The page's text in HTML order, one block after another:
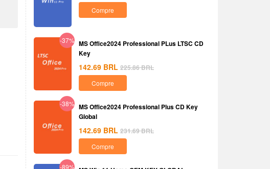
Compre
-37% MS Office2024 Professional PLus LTSC CD
Key
142.69 BRL 225.86BRL
Compre
-38% MS Office2024 Professional Plus CD Key
Global
142.69 BRL 231.69BRL
Compre
-89%